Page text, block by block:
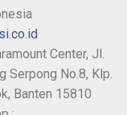
Center, Jl.
Serpong No.8, Klp.
Banten 15810